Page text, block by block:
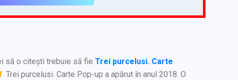
să o citești trebuie să fie Trei purcelusi. Carte
. Trei purcelusi. Carte Pop-up a apărut în anul 2018. O